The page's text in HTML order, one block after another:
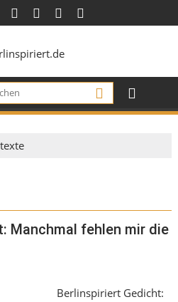
texte
Manchmal fehlen mir die
Berlinspiriert Gedicht: